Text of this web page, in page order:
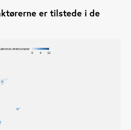
er tilstede i de